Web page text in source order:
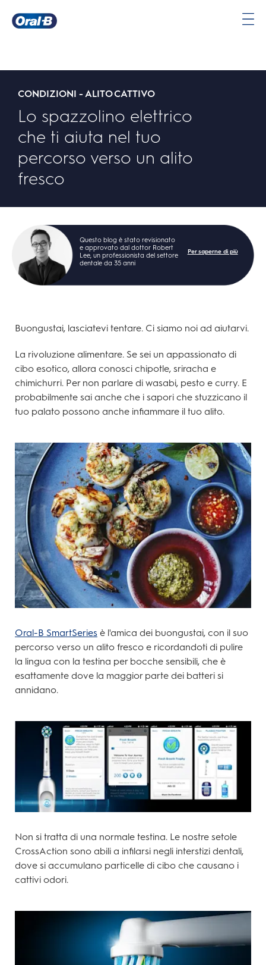
CONDIZIONI - ALITO CATTIVO
Lo spazzolino elettrico
che ti aiuta nel tuo
percorso verso un alito
fresco
Questo blog è stato revisionato
e approvato dal dottor Robert
Lee, un professionista del settore
dentale da 35 anni
Per saperne di più
Buongustai, lasciatevi tentare. Ci siamo noi ad aiutarvi.
La rivoluzione alimentare. Se sei un appassionato di
cibo esotico, allora conosci chipotle, sriracha e
chimichurri. Per non parlare di wasabi, pesto e curry. E
probabilmente sai anche che i sapori che stuzzicano il
tuo palato possono anche infiammare il tuo alito.
Oral-B SmartSeries è l'amica dei buongustai, con il suo
percorso verso un alito fresco e ricordandoti di pulire
la lingua con la testina per bocche sensibili, che è
esattamente dove la maggior parte dei batteri si
annidano.
Non si tratta di una normale testina. Le nostre setole
CrossAction sono abili a infilarsi negli interstizi dentali,
dove si accumulano particelle di cibo che causano i
cattivi odori.